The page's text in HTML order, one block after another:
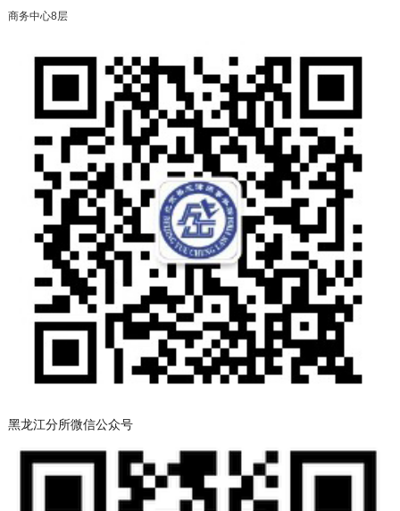
商务中心8层
黑龙江分所微信公众号